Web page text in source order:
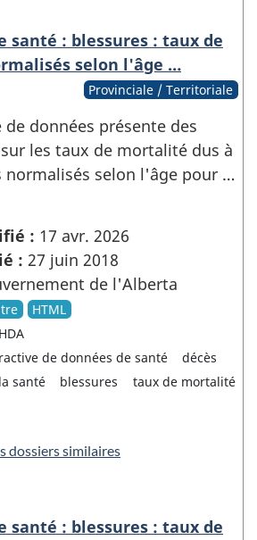
santé : blessures : taux de
selon l'âge …
Provinciale / Territoriale
de données présente des
les taux de mortalité dus à
normalisés selon l'âge pour …
: 17 avr. 2026
: 27 juin 2018
de l'Alberta
HTML
de données de santé
décès
santé
blessures taux de mortalité
dossiers similaires
santé : blessures : taux de